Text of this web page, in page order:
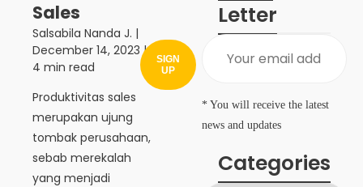
Sales
Salsabila Nanda J. |
December 14, 2023|
4 min read
Produktivitas sales
merupakan ujung
tombak perusahaan,
sebab merekalah
yang menjadi
Letter
SIGN
UP
* You will receive the latest
news and updates
Categories